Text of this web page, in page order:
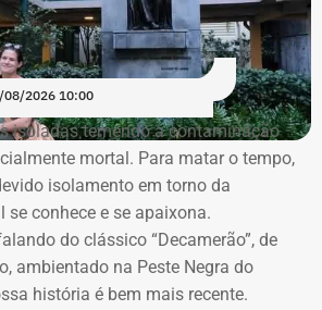
R$ 4,5 mil ao contador
de Azevedo para obter as
de forma ilegal. Travassos, apontado
acesso indevido aos sistemas da
preso desde março.
do chamado Inquérito das Fake
Federal cumpriu mandados de
endereços ligados ao empresário,
autoridades após a emissão de
preventiva expedida por Moraes.
08/2026 10:00
isoladas temendo a contaminação
mortal. Para matar o tempo,
isolamento em torno da
se conhece e se apaixona.
do clássico “Decamerão”, de
ambientado na Peste Negra do
história é bem mais recente.